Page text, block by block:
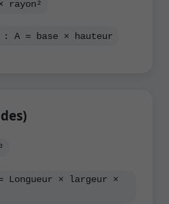
rayon²
: A = base × hauteur
Longueur × largeur ×